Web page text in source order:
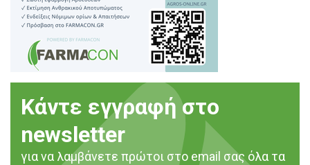
Κάντε εγγραφή στο
newsletter
για να λαμβάνετε πρώτοι στο email σας όλα τα